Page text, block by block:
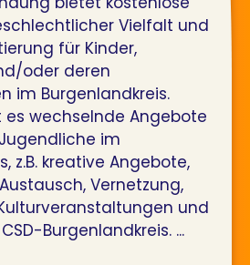
Vielfalt und
für Kinder,
oder deren
im Burgenlandkreis.
wechselnde Angebote
im
z.B. kreative Angebote,
Vernetzung,
und
Burgenlandkreis. ...